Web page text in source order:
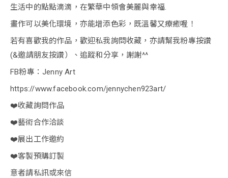
生活中的點點滴滴，在繁華中領會美麗與幸福.
畫作可以美化環境，亦能增添色彩，既溫馨又療癒喔！
若有喜歡我的作品，歡迎私我詢問收藏，亦請幫我粉專按讚
(&邀請朋友按讚）、追蹤和分享，謝謝^^
FB粉專：Jenny Art
https://www.facebook.com/jennychen923art/
❤️收藏詢問作品
❤️藝術合作洽談
❤️展出工作邀約
❤️客製預購訂製
意者請私訊或來信